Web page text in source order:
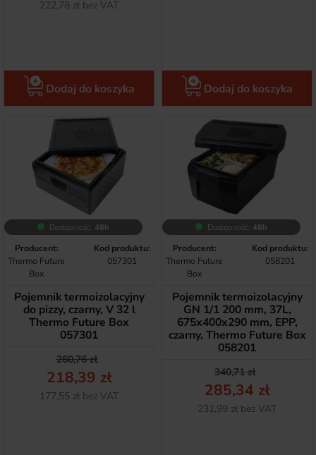
Netto
222,78 zł bez VAT
Dodaj do koszyka Dodaj do koszyka
Dostępność: 48h
Producent:
Thermo Future
Box
Kod produktu:
057301
Pojemnik termoizolacyjny
do pizzy, czarny, V 32 l
Thermo Future Box
057301
Cena podstawowa
260,76 zł
Cena
218,39 zł
Netto
177,55 zł bez VAT
Dostępność: 48h
Producent:
Thermo Future
Box
Kod produktu:
058201
Pojemnik termoizolacyjny
GN 1/1 200 mm, 37L,
675x400x290 mm, EPP,
czarny, Thermo Future Box
058201
Cena
340,71 zł
Cena
285,34 zł
Netto
231,99 zł bez VAT